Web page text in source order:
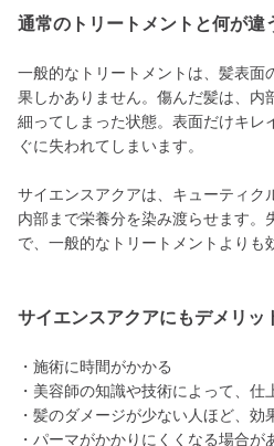
通常のトリートメントと何が違
一般的なトリートメントは、髪表面
果しかありません。傷んだ髪は、内
細ってしまった状態。表面だけキレ
ぐに失われてしまいます。
サイエンスアクアは、キューティク
内部まで栄養分を染み渡らせます。
で、一般的なトリートメントよりも
サイエンスアクアにもデメリッ
・施術に時間がかかる
・美容師の知識や技術によって、仕
・髪のダメージが少ない人ほど、効
・パーマがかかりにくくなる場合が